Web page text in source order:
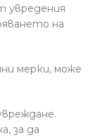
увредения
на
мерки, може
за да